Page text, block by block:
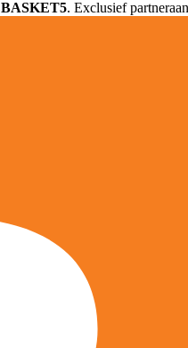
BASKET5. Exclusief